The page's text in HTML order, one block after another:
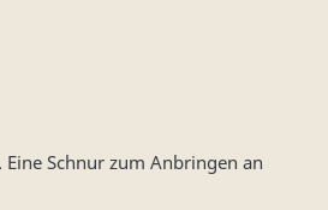
Schnur zum Anbringen an